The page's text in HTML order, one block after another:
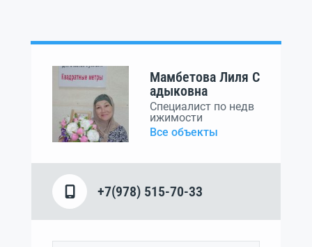
Мамбетова Лиля С
адыковна
Специалист по недв
ижимости
Все объекты
+7(978) 515-70-33